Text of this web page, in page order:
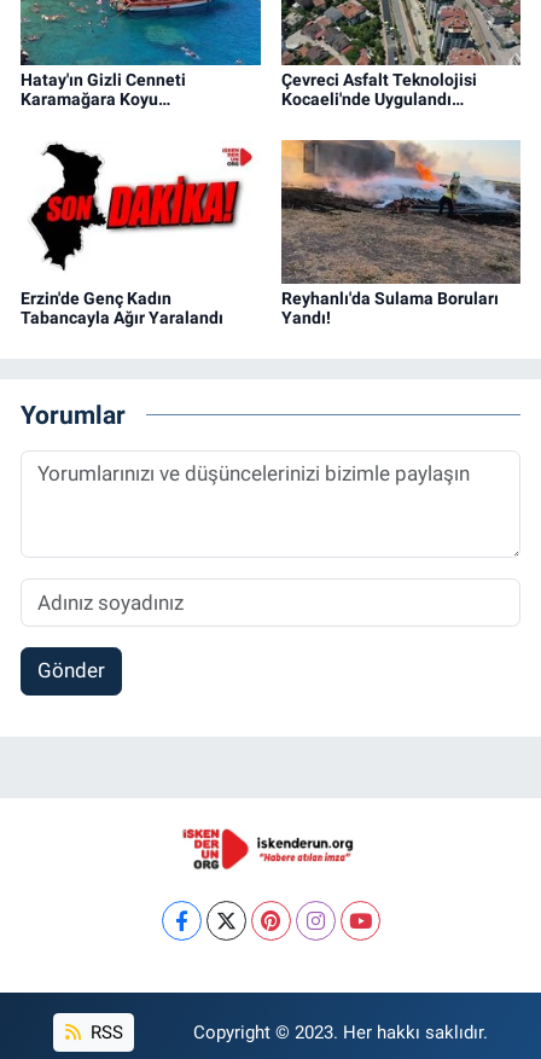
Hatay'ın Gizli Cenneti
Karamağara Koyu…
Çevreci Asfalt Teknolojisi
Kocaeli'nde Uygulandı…
Erzin'de Genç Kadın
Tabancayla Ağır Yaralandı
Reyhanlı'da Sulama Boruları
Yandı!
Yorumlar
Gönder
RSS Copyright © 2023. Her hakkı saklıdır.